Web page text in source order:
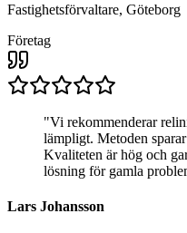
Fastighetsförvaltare, Göteborg
Företag
"Vi rekommenderar
lämpligt. Metoden
Kvaliteten är hög och
lösning för gamla
Lars Johansson